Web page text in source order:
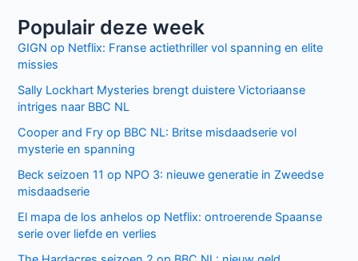
Populair deze week
GIGN op Netflix: Franse actiethriller vol spanning en elite
missies
Sally Lockhart Mysteries brengt duistere Victoriaanse
intriges naar BBC NL
Cooper and Fry op BBC NL: Britse misdaadserie vol
mysterie en spanning
Beck seizoen 11 op NPO 3: nieuwe generatie in Zweedse
misdaadserie
El mapa de los anhelos op Netflix: ontroerende Spaanse
serie over liefde en verlies